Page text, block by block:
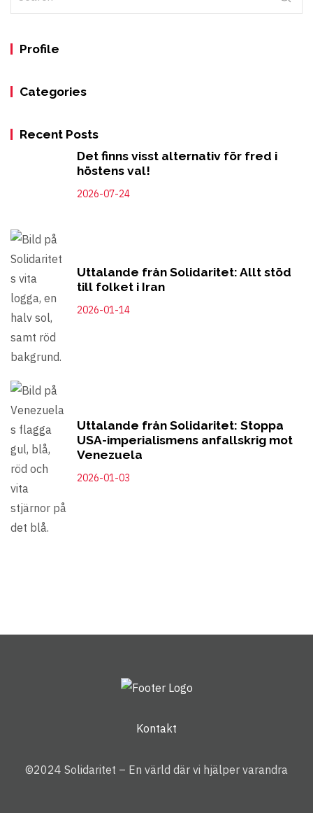
Profile
Categories
Recent Posts
Det finns visst alternativ för fred i
höstens val!
2026-07-24
Uttalande från Solidaritet: Allt stöd
till folket i Iran
2026-01-14
Uttalande från Solidaritet: Stoppa
USA-imperialismens anfallskrig mot
Venezuela
2026-01-03
Kontakt
©2024 Solidaritet – En värld där vi hjälper varandra